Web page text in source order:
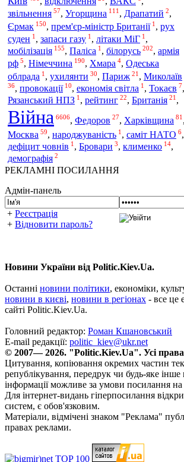
звільнення 57, Угорщина 111 , Драпатий 2,
Єрмак 150, прем'єр-міністр Британії 1 , рух
суден 1 , запаси газу 1 , літаки МіГ 1 ,
мобілізація 155, Паліса 1 , білорусь 202, армія
рф 5, Німеччина 190, Хмара 4, Одеська
облрада 1 , ухилянти 30, Париж 21 , Миколаїв
36, провокації 10, економія світла 1 , Токаєв 7,
Рязанський НПЗ 1, рейтинг 22, Британія 21,
Війна 6606, Федоров 27, Харківщина 81,
Москва 59, народжуваність 1 , саміт НАТО 6,
дефіцит човнів 1 , Бровари 3, клименко 14,
демографія 2
РЕКЛАМНІ ПОСИЛАННЯ
Адмін-панель
+ Реєстрація
+ Відновити пароль?
Новини України від Politic.Kiev.Ua.
Останні новини політики, економіки,
новини в києві, новини в регіонах - все це
сайті Politic.Kiev.Ua.
Головний редактор: Роман Кшановський
E-mail редакції: politic_kiev@ukr.net
© 2007— 2026. "Politic.Kiev.Ua". Усі права
Цитування, копіювання окремих частин
републікування, передрук чи будь-яке
інформації можливе за умови посилання
Для інтернет-видань гіперпосилання
систем, є обов'язковим.
Матеріали, відмічені знаком "Реклама"
правах реклами.